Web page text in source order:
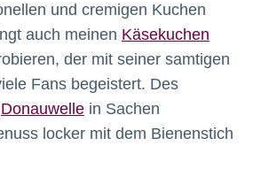
und cremigen Kuchen
auch meinen Käsekuchen
der mit seiner samtigen
Fans begeistert. Des
Donauwellein Sachen
locker mit dem Bienenstich